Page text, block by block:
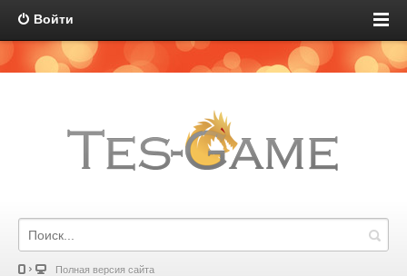
Войти
Полная версия сайта